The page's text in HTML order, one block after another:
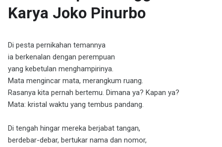
Karya Joko Pinurbo
Di pesta pernikahan temannya
ia berkenalan dengan perempuan
yang kebetulan menghampirinya.
Mata mengincar mata, merangkum ruang.
Rasanya kita pernah bertemu. Dimana ya? Kapan ya?
Mata: kristal waktu yang tembus pandang.
Di tengah hingar mereka berjabat tangan,
berdebar-debar, bertukar nama dan nomor,